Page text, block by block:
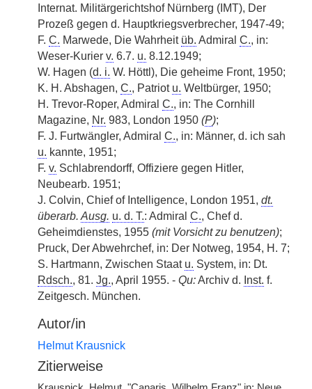
Internat. Militärgerichtshof Nürnberg (IMT), Der
Prozeß gegen d. Hauptkriegsverbrecher, 1947-49;
F. C. Marwede, Die Wahrheit üb. Admiral C., in:
Weser-Kurier v. 6.7. u. 8.12.1949;
W. Hagen (d. i. W. Höttl), Die geheime Front, 1950;
K. H. Abshagen, C., Patriot u. Weltbürger, 1950;
H. Trevor-Roper, Admiral C., in: The Cornhill
Magazine, Nr. 983, London 1950 (P);
F. J. Furtwängler, Admiral C., in: Männer, d. ich sah
u. kannte, 1951;
F. v. Schlabrendorff, Offiziere gegen Hitler,
Neubearb. 1951;
J. Colvin, Chief of Intelligence, London 1951, dt.
überarb. Ausg. u. d. T.: Admiral C., Chef d.
Geheimdienstes, 1955 (mit Vorsicht zu benutzen);
Pruck, Der Abwehrchef, in: Der Notweg, 1954, H. 7;
S. Hartmann, Zwischen Staat u. System, in: Dt.
Rdsch., 81. Jg., April 1955. - Qu:Archiv d. Inst. f.
Zeitgesch. München.
Autor/in
Helmut Krausnick
Zitierweise